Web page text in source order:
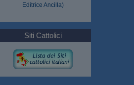
Editrice Ancilla)
Siti Cattolici